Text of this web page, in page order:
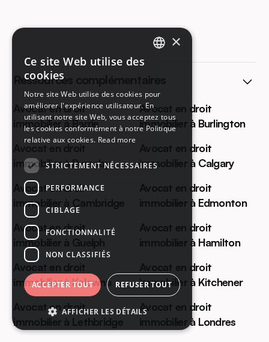
Ressources complémentaires
Avocat en droit
immobilier à Barrie
Avocat en droit
immobilier à Burlington
Avocat en droit
immobilier à Burnaby
Avocat en droit
immobilier à Calgary
Avocat en droit
immobilier à Cambridge
Avocat en droit
immobilier à Edmonton
Avocat en droit
immobilier à Guelph
Avocat en droit
immobilier à Hamilton
Avocat en droit
immobilier à Kelowna
Avocat en droit
immobilier à Kitchener
Avocat en droit
immobilier à Lethbridge
Avocat en droit
immobilier à Londres
FRENCH
×
Ce site Web utilise des
cookies
Notre site Web utilise des cookies pour
améliorer l'expérience utilisateur. En
utilisant notre site Web, vous acceptez tous
les cookies conformément à notre Politique
relative aux cookies. Read more
STRICTEMENT NÉCESSAIRES
PERFORMANCE
CIBLAGE
FONCTIONNALITÉ
NON CLASSIFIÉS
ACCEPTER TOUT REFUSER TOUT
AFFICHER LES DÉTAILS